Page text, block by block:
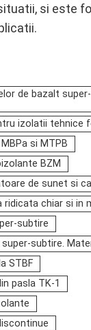
si este
de bazalt
izolatii tehnice
si MTPB
BZM
de sunet si
ridicata chiar si in
subtire
super-subtire.
STBF
pasla TK-1